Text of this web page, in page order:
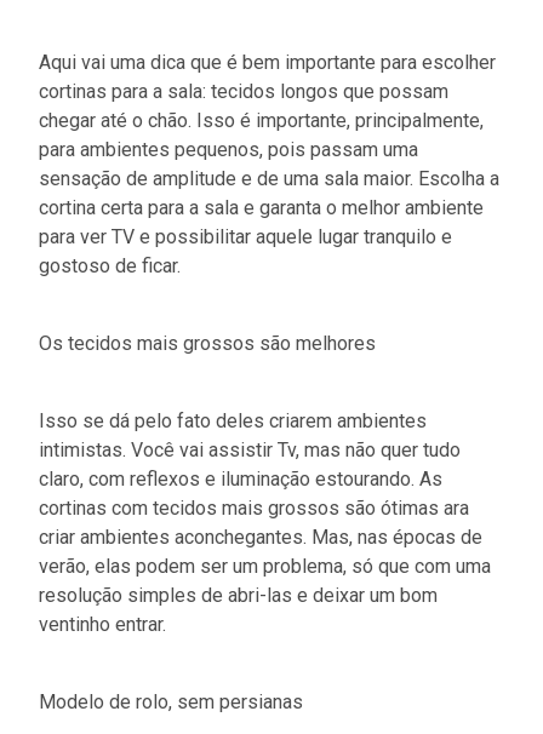
Aqui vai uma dica que é bem importante para escolher
cortinas para a sala: tecidos longos que possam
chegar até o chão. Isso é importante, principalmente,
para ambientes pequenos, pois passam uma
sensação de amplitude e de uma sala maior. Escolha a
cortina certa para a sala e garanta o melhor ambiente
para ver TV e possibilitar aquele lugar tranquilo e
gostoso de ficar.
Os tecidos mais grossos são melhores
Isso se dá pelo fato deles criarem ambientes
intimistas. Você vai assistir Tv, mas não quer tudo
claro, com reflexos e iluminação estourando. As
cortinas com tecidos mais grossos são ótimas ara
criar ambientes aconchegantes. Mas, nas épocas de
verão, elas podem ser um problema, só que com uma
resolução simples de abri-las e deixar um bom
ventinho entrar.
Modelo de rolo, sem persianas